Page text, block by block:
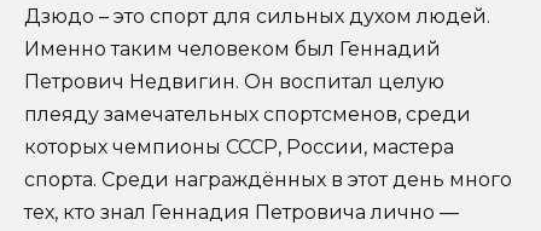
Дзюдо – это спорт для сильных духом людей.
Именно таким человеком был Геннадий
Петрович Недвигин. Он воспитал целую
плеяду замечательных спортсменов, среди
которых чемпионы СССР, России, мастера
спорта. Среди награждённых в этот день много
тех, кто знал Геннадия Петровича лично —